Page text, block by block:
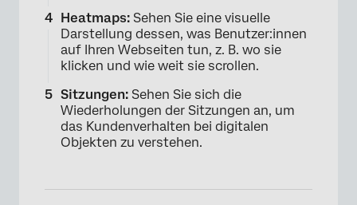
Heatmaps: Sehen Sie eine visuelle
Darstellung dessen, was Benutzer:innen
auf Ihren Webseiten tun, z. B. wo sie
klicken und wie weit sie scrollen.
Sitzungen: Sehen Sie sich die
Wiederholungen der Sitzungen an, um
das Kundenverhalten bei digitalen
Objekten zu verstehen.